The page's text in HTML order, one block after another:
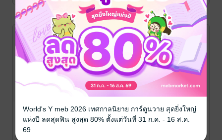
World's Y meb 2026 เทศกาลนิยาย การ์ตูนวาย สุดยิ่งใหญ่
แห่งปี ลดสุดฟิน สูงสุด 80% ตั้งแต่วันที่ 31 ก.ค. - 16 ส.ค.
69